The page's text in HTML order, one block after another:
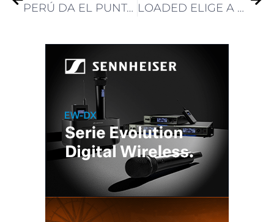
PERÚ DA EL PUNTAPIÉ INICIAL PARA DESPLEGAR INFRAESTRUCTURA DE TELECOMUNICACIONES CON TECNOLOGÍA 5G LOADED ELIGE A BLACKMAGIC PARA LA MARATÓN DE TRANSMISIONES EN VIVO POR INTERNET DE SHROUD